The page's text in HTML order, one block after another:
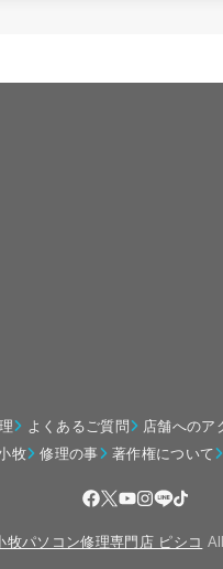
よくあるご質問 店舗へのア
牧 修理の事 著作権について
牧パソコン修理専門店 ピシコ